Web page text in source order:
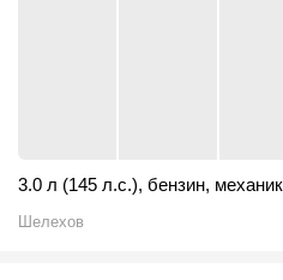
3.0 л (145 л.с.), бензин,
Шелехов